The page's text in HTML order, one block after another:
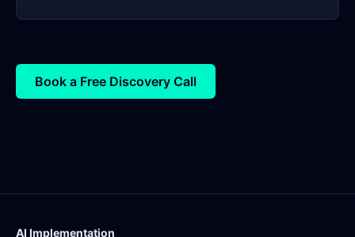
Book a Free Discovery Call
AI Implementation